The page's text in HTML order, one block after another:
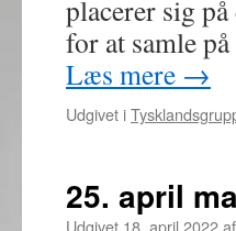
placerer sig
for at samle
Læs mere →
Udgivet i
25. april
Udgivet 18. april 2022af